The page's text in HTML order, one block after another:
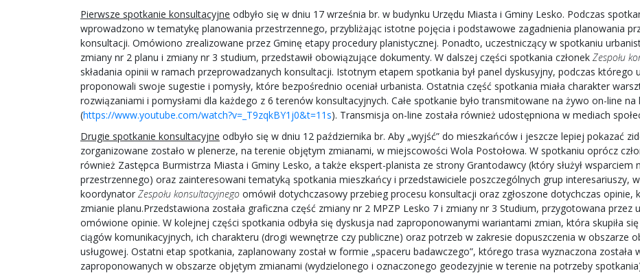
Pierwsze spotkanie konsultacyjne odbyło się w dniu 17 września br. w budynku Urzędu Miasta i Gminy Lesko. Podczas
wprowadzono w tematykę planowania przestrzennego, przybliżając istotne pojęcia i podstawowe zagadnienia planowania
konsultacji. Omówiono zrealizowane przez Gminę etapy procedury planistycznej. Ponadto, uczestniczący w spotkaniu
zmiany nr 2 planu i zmiany nr 3 studium, przedstawił obowiązujące dokumenty. W dalszej części spotkania członek Zespołu
składania opinii w ramach przeprowadzanych konsultacji. Istotnym etapem spotkania był panel dyskusyjny, podczas którego
proponowali swoje sugestie i pomysły, które bezpośrednio oceniał urbanista. Ostatnia część spotkania miała charakter
rozwiązaniami i pomysłami dla każdego z 6 terenów konsultacyjnych. Całe spotkanie było transmitowane na żywo on-line
(https://www.youtube.com/watch?v=_T9zqkBY1j0&t=11s). Transmisja on-line została również udostępniona w mediach
Drugie spotkanie konsultacyjne odbyło się w dniu 12 października br. Aby „wyjść” do mieszkańców i jeszcze lepiej pokazać
zorganizowane zostało w plenerze, na terenie objętym zmianami, w miejscowości Wola Postołowa. W spotkaniu oprócz
również Zastępca Burmistrza Miasta i Gminy Lesko, a także ekspert-planista ze strony Grantodawcy (który służył
przestrzennego) oraz zainteresowani tematyką spotkania mieszkańcy i przedstawiciele poszczególnych grup interesariuszy,
koordynator Zespołu konsultacyjnego omówił dotychczasowy przebieg procesu konsultacji oraz zgłoszone dotychczas
zmianie planu.Przedstawiona została graficzna część zmiany nr 2 MPZP Lesko 7 i zmiany nr 3 Studium, przygotowana
omówione opinie. W kolejnej części spotkania odbyła się dyskusja nad zaproponowanymi wariantami zmian, która skupiła
ciągów komunikacyjnych, ich charakteru (drogi wewnętrze czy publiczne) oraz potrzeb w zakresie dopuszczenia w obszarze
usługowej. Ostatni etap spotkania, zaplanowany został w formie „spaceru badawczego”, którego trasa wyznaczona została
zaproponowanych w obszarze objętym zmianami (wydzielonego i oznaczonego geodezyjnie w terenie na potrzeby